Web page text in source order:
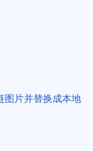
片并替换成本地